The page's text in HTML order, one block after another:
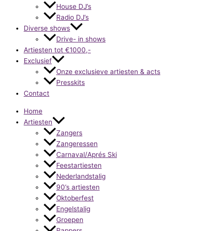
House DJ’s
Radio DJ’s
Diverse shows
Drive- in shows
Artiesten tot €1000,-
Exclusief
Onze exclusieve artiesten & acts
Presskits
Contact
Home
Artiesten
Zangers
Zangeressen
Carnaval/Aprés Ski
Feestartiesten
Nederlandstalig
90’s artiesten
Oktoberfest
Engelstalig
Groepen